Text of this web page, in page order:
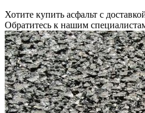
Хотите купить асфальт с
Обратитесь к нашим